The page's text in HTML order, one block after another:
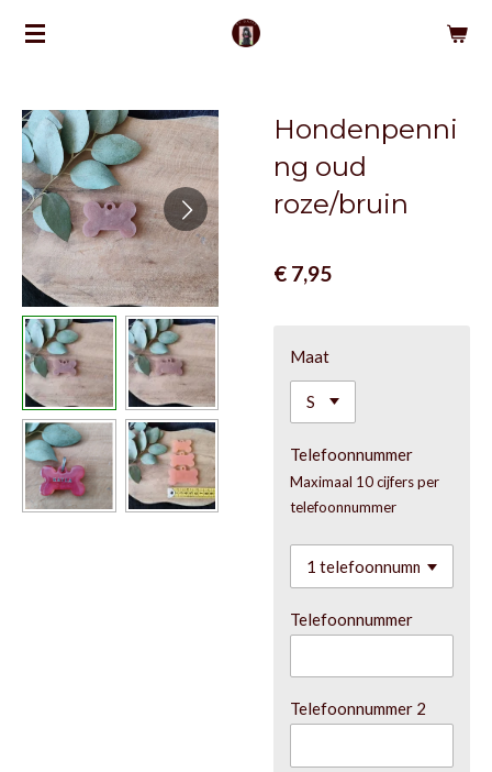
Ga
de
hoofdinhoud
Hondenpenni
ng oud
roze/bruin
€ 7,95
Maat
Telefoonnummer
Maximaal 10 cijfers per
telefoonnummer
Telefoonnummer
Telefoonnummer 2